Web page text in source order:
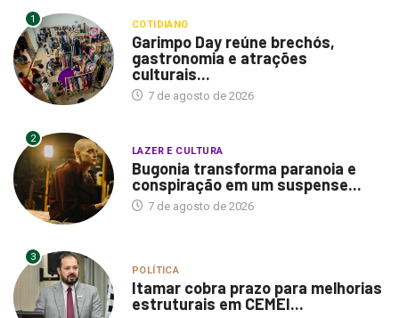
1 COTIDIANO
Garimpo Day reúne brechós,
gastronomia e atrações
culturais...
7 de agosto de 2026
2
LAZER E CULTURA
Bugonia transforma paranoia e
conspiração em um suspense...
7 de agosto de 2026
3
POLÍTICA
Itamar cobra prazo para melhorias
estruturais em CEMEI...